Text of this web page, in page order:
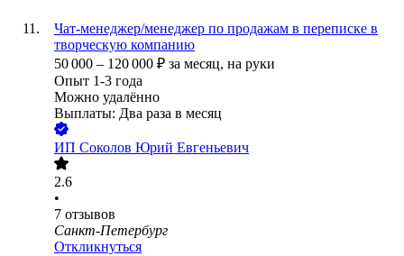
Чат-менеджер/менеджер по продажам в переписке в
творческую компанию
50 000 – 120 000 ₽ за месяц, на руки
Опыт 1-3 года
Можно удалённо
Выплаты: Два раза в месяц
ИП Соколов Юрий Евгеньевич
2.6
•
7 отзывов
Санкт-Петербург
Откликнуться